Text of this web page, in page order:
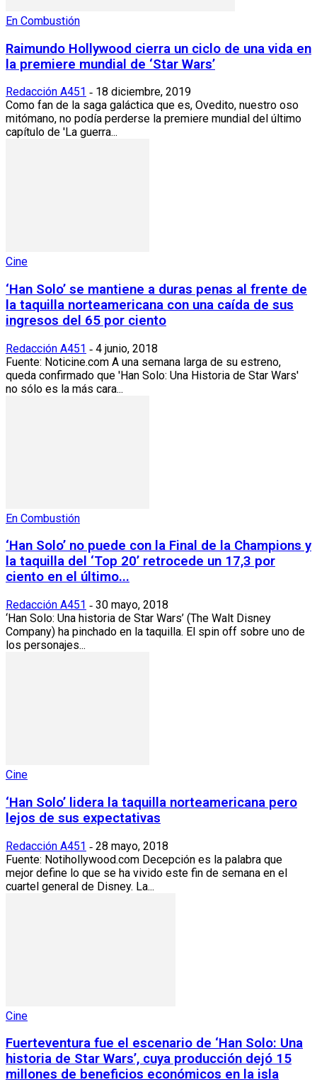
En Combustión
Raimundo Hollywood cierra un ciclo de una vida en
la premiere mundial de ‘Star Wars’
Redacción A451 - 18 diciembre, 2019
Como fan de la saga galáctica que es, Ovedito, nuestro oso
mitómano, no podía perderse la premiere mundial del último
capítulo de 'La guerra...
Cine
‘Han Solo’ se mantiene a duras penas al frente de
la taquilla norteamericana con una caída de sus
ingresos del 65 por ciento
Redacción A451 - 4 junio, 2018
Fuente: Noticine.com A una semana larga de su estreno,
queda confirmado que 'Han Solo: Una Historia de Star Wars'
no sólo es la más cara...
En Combustión
‘Han Solo’ no puede con la Final de la Champions y
la taquilla del ‘Top 20’ retrocede un 17,3 por
ciento en el último...
Redacción A451 - 30 mayo, 2018
‘Han Solo: Una historia de Star Wars’ (The Walt Disney
Company) ha pinchado en la taquilla. El spin off sobre uno de
los personajes...
Cine
‘Han Solo’ lidera la taquilla norteamericana pero
lejos de sus expectativas
Redacción A451 - 28 mayo, 2018
Fuente: Notihollywood.com Decepción es la palabra que
mejor define lo que se ha vivido este fin de semana en el
cuartel general de Disney. La...
Cine
Fuerteventura fue el escenario de ‘Han Solo: Una
historia de Star Wars’, cuya producción dejó 15
millones de beneficios económicos en la isla